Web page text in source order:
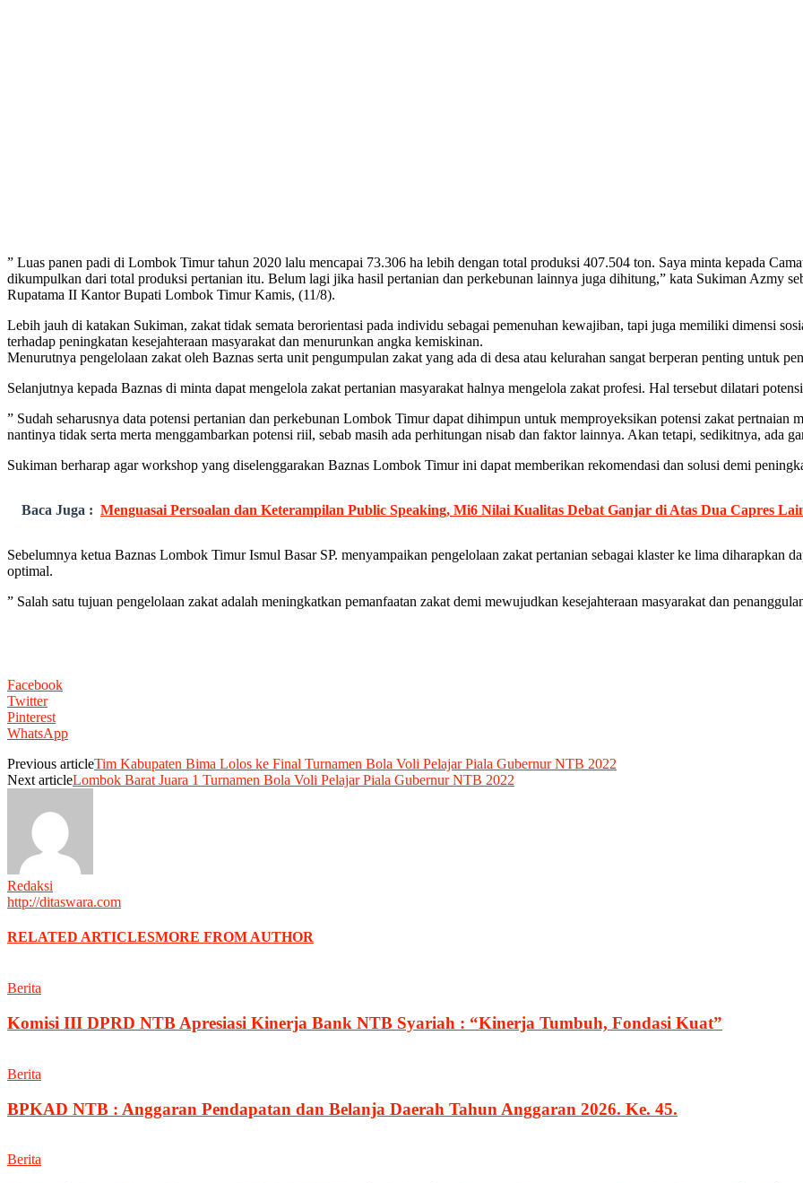
” Luas panen padi di Lombok Timur tahun 2020 lalu mencapai 73.306 ha lebih dengan total produksi 407.504 ton. Saya minta kepada
dikumpulkan dari total produksi pertanian itu. Belum lagi jika hasil pertanian dan perkebunan lainnya juga dihitung,” kata Sukiman Azmy
Rupatama II Kantor Bupati Lombok Timur Kamis, (11/8).
Lebih jauh di katakan Sukiman, zakat tidak semata berorientasi pada individu sebagai pemenuhan kewajiban, tapi juga memiliki dimensi
terhadap peningkatan kesejahteraan masyarakat dan menurunkan angka kemiskinan.
Menurutnya pengelolaan zakat oleh Baznas serta unit pengumpulan zakat yang ada di desa atau kelurahan sangat berperan penting untuk
Selanjutnya kepada Baznas di minta dapat mengelola zakat pertanian masyarakat halnya mengelola zakat profesi. Hal tersebut dilatari
” Sudah seharusnya data potensi pertanian dan perkebunan Lombok Timur dapat dihimpun untuk memproyeksikan potensi zakat pertnaian
nantinya tidak serta merta menggambarkan potensi riil, sebab masih ada perhitungan nisab dan faktor lainnya. Akan tetapi, sedikitnya, ada
Sukiman berharap agar workshop yang diselenggarakan Baznas Lombok Timur ini dapat memberikan rekomendasi dan solusi demi
Baca Juga : Menguasai Persoalan dan Keterampilan Public Speaking, Mi6 Nilai Kualitas Debat Ganjar di Atas Dua Capres
Sebelumnya ketua Baznas Lombok Timur Ismul Basar SP. menyampaikan pengelolaan zakat pertanian sebagai klaster ke lima diharapkan
optimal.
” Salah satu tujuan pengelolaan zakat adalah meningkatkan pemanfaatan zakat demi mewujudkan kesejahteraan masyarakat dan
Facebook
Twitter
Pinterest
WhatsApp
Previous articleTim Kabupaten Bima Lolos ke Final Turnamen Bola Voli Pelajar Piala Gubernur NTB 2022
Next articleLombok Barat Juara 1 Turnamen Bola Voli Pelajar Piala Gubernur NTB 2022
Redaksi
http://ditaswara.com
RELATED ARTICLESMORE FROM AUTHOR
Berita
Komisi III DPRD NTB Apresiasi Kinerja Bank NTB Syariah : “Kinerja Tumbuh, Fondasi Kuat”
Berita
BPKAD NTB : Anggaran Pendapatan dan Belanja Daerah Tahun Anggaran 2026. Ke. 45.
Berita